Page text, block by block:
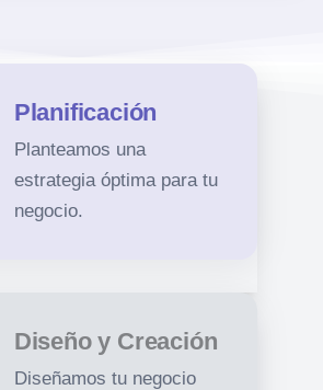
Planificación
Planteamos una
estrategia óptima para tu
negocio.
Diseño y Creación
Diseñamos tu negocio